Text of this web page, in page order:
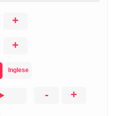
+
+
Inglese
- +